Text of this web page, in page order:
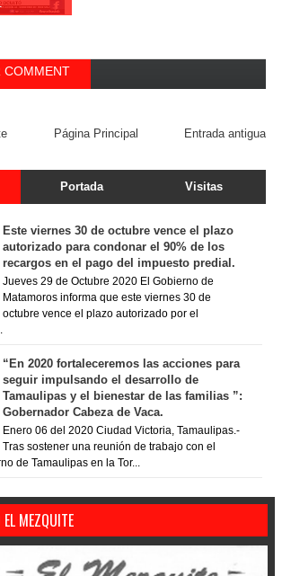
COMMENT
Entrada antigua
Página Principal
Portada Visitas
Este viernes 30 de octubre vence el plazo
autorizado para condonar el 90% de los
recargos en el pago del impuesto predial.
Jueves 29 de Octubre 2020 El Gobierno de
Matamoros informa que este viernes 30 de
octubre vence el plazo autorizado por el
“En 2020 fortaleceremos las acciones para
seguir impulsando el desarrollo de
Tamaulipas y el bienestar de las familias ”:
Gobernador Cabeza de Vaca.
Enero 06 del 2020 Ciudad Victoria, Tamaulipas.-
Tras sostener una reunión de trabajo con el
de Tamaulipas en la Tor...
MEZQUITE